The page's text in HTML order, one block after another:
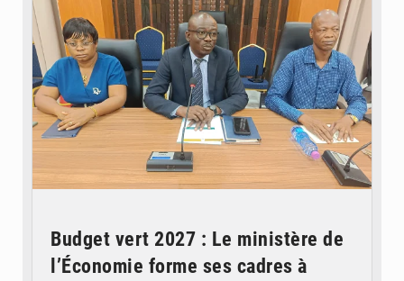
Budget vert 2027 : Le ministère de
l’Économie forme ses cadres à